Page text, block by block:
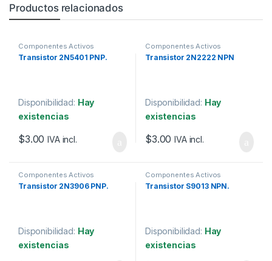
Productos relacionados
Componentes Activos
Transistor 2N5401 PNP.
Disponibilidad: Hay
existencias
$3.00 IVA incl.
Componentes Activos
Transistor 2N2222 NPN
Disponibilidad: Hay
existencias
$3.00 IVA incl.
Componentes Activos
Transistor 2N3906 PNP.
Disponibilidad: Hay
existencias
Componentes Activos
Transistor S9013 NPN.
Disponibilidad: Hay
existencias